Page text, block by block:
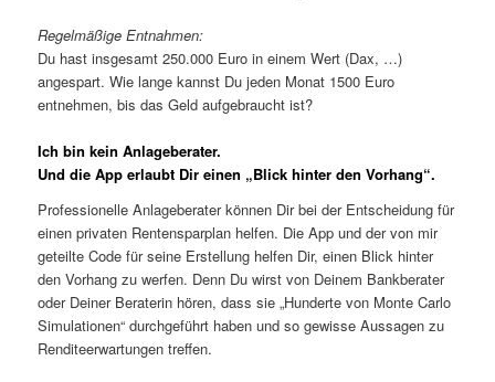
Regelmäßige Entnahmen:
Du hast insgesamt 250.000 Euro in einem Wert (Dax, …)
angespart. Wie lange kannst Du jeden Monat 1500 Euro
entnehmen, bis das Geld aufgebraucht ist?
Ich bin kein Anlageberater.
Und die App erlaubt Dir einen „Blick hinter den Vorhang“.
Professionelle Anlageberater können Dir bei der Entscheidung für
einen privaten Rentensparplan helfen. Die App und der von mir
geteilte Code für seine Erstellung helfen Dir, einen Blick hinter
den Vorhang zu werfen. Denn Du wirst von Deinem Bankberater
oder Deiner Beraterin hören, dass sie „Hunderte von Monte Carlo
Simulationen“ durchgeführt haben und so gewisse Aussagen zu
Renditeerwartungen treffen.